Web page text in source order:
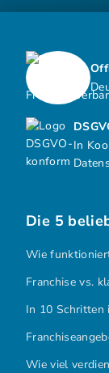
In
Die 5
Wie
Franchise vs.
In 10 Schritten
Wie viel